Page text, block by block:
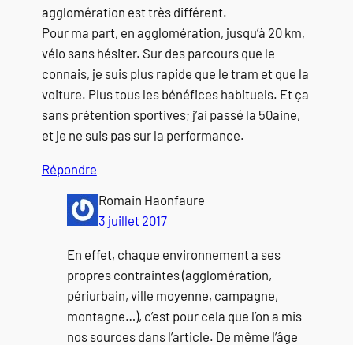
agglomération est très différent.
Pour ma part, en agglomération, jusqu’à 20 km,
vélo sans hésiter. Sur des parcours que le
connais, je suis plus rapide que le tram et que la
voiture. Plus tous les bénéfices habituels. Et ça
sans prétention sportives; j’ai passé la 50aine,
et je ne suis pas sur la performance.
Répondre
Romain Haonfaure
3 juillet 2017
En effet, chaque environnement a ses
propres contraintes (agglomération,
périurbain, ville moyenne, campagne,
montagne…), c’est pour cela que l’on a mis
nos sources dans l’article. De même l’âge